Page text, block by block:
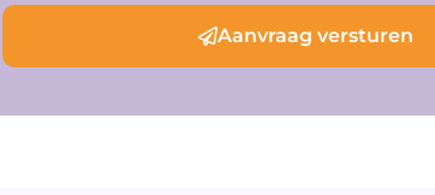
Aanvraag versturen